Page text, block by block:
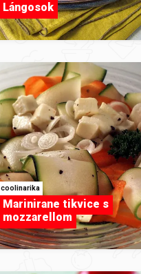
Lángosok
coolinarika
Marinirane tikvice s
mozzarellom